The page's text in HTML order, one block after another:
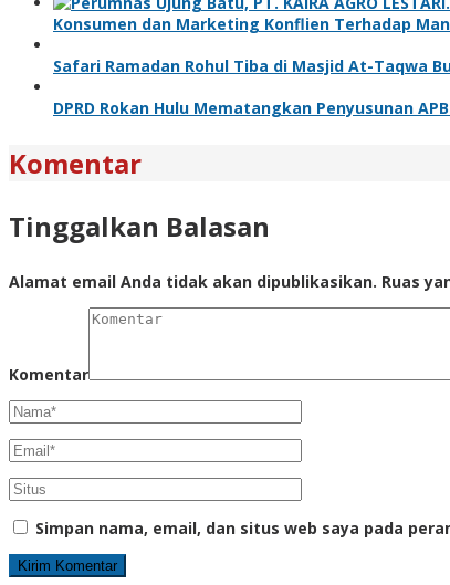
Konsumen dan Marketing Konflien Terhadap
Safari Ramadan Rohul Tiba di Masjid At-Taqwa
DPRD Rokan Hulu Mematangkan Penyusunan
Komentar
Tinggalkan Balasan
Alamat email Anda tidak akan dipublikasikan. Ruas
Komentar
Simpan nama, email, dan situs web saya pada